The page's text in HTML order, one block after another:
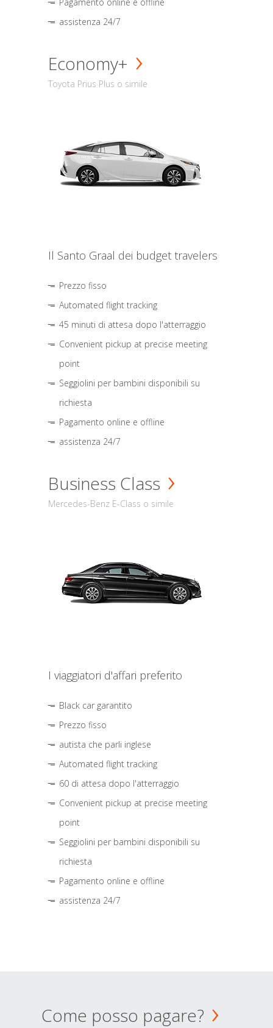
assistenza 24/7
Economy+
Toyota Prius Plus o simile
Il Santo Graal dei budget travelers
Prezzo fisso
Automated flight tracking
45 minuti di attesa dopo l'atterraggio
Convenient pickup at precise meeting
point
Seggiolini per bambini disponibili su
richiesta
Pagamento online e offline
assistenza 24/7
Business Class
Mercedes-Benz E-Class o simile
I viaggiatori d'affari preferito
Black car garantito
Prezzo fisso
autista che parli inglese
Automated flight tracking
60 di attesa dopo l'atterraggio
Convenient pickup at precise meeting
point
Seggiolini per bambini disponibili su
richiesta
Pagamento online e offline
assistenza 24/7
Come posso pagare?